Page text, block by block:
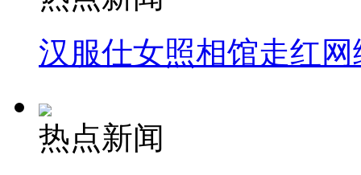
汉服仕女照相馆走红网
热点新闻